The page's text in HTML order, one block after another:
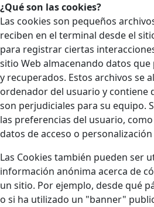
¿Qué son las cookies?
Las cookies son pequeños
reciben en el terminal desde el
para registrar ciertas
sitio Web almacenando datos
y recuperados. Estos archivos se
ordenador del usuario y contiene
son perjudiciales para su equipo.
las preferencias del usuario,
datos de acceso o
Las Cookies también pueden ser
información anónima acerca de
un sitio. Por ejemplo, desde qué
o si ha utilizado un "banner"